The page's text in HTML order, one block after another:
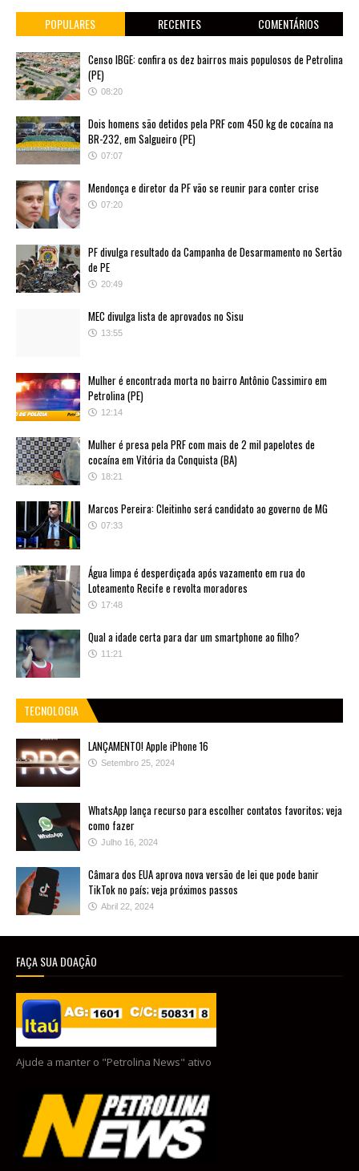
POPULARES RECENTES COMENTÁRIOS
Censo IBGE: confira os dez bairros mais populosos de Petrolina
(PE)
08:20
Dois homens são detidos pela PRF com 450 kg de cocaína na
BR-232, em Salgueiro (PE)
07:07
Mendonça e diretor da PF vão se reunir para conter crise
07:20
PF divulga resultado da Campanha de Desarmamento no Sertão
de PE
20:49
MEC divulga lista de aprovados no Sisu
13:55
Mulher é encontrada morta no bairro Antônio Cassimiro em
Petrolina (PE)
12:14
Mulher é presa pela PRF com mais de 2 mil papelotes de
cocaína em Vitória da Conquista (BA)
18:21
Marcos Pereira: Cleitinho será candidato ao governo de MG
07:33
Água limpa é desperdiçada após vazamento em rua do
Loteamento Recife e revolta moradores
17:48
Qual a idade certa para dar um smartphone ao filho?
11:21
TECNOLOGIA
LANÇAMENTO! Apple iPhone 16
Setembro 25, 2024
WhatsApp lança recurso para escolher contatos favoritos; veja
como fazer
Julho 16, 2024
Câmara dos EUA aprova nova versão de lei que pode banir
TikTok no país; veja próximos passos
Abril 22, 2024
FAÇA SUA DOAÇÃO
Ajude a manter o "Petrolina News" ativo